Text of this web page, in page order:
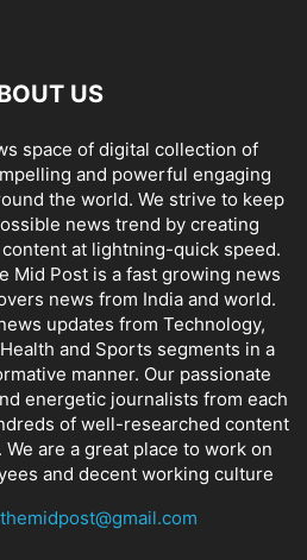
US
space of digital collection of
and powerful engaging
the world. We strive to keep
news trend by creating
at lightning-quick speed.
Mid Post is a fast growing news
news from India and world.
updates from Technology,
and Sports segments in a
manner. Our passionate
energetic journalists from each
of well-researched content
are a great place to work on
and decent working culture